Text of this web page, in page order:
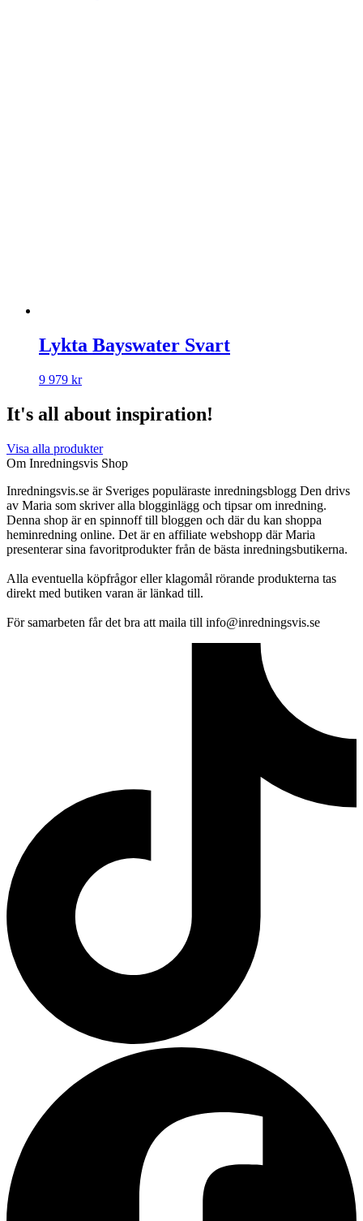
Lykta Bayswater Svart
9 979 kr
It's all about inspiration!
Visa alla produkter
Om Inredningsvis Shop
Inredningsvis.se är Sveriges populäraste inredningsblogg Den drivs
av Maria som skriver alla blogginlägg och tipsar om inredning.
Denna shop är en spinnoff till bloggen och där du kan shoppa
heminredning online. Det är en affiliate webshopp där Maria
presenterar sina favoritprodukter från de bästa inredningsbutikerna.
Alla eventuella köpfrågor eller klagomål rörande produkterna tas
direkt med butiken varan är länkad till.
För samarbeten får det bra att maila till info@inredningsvis.se